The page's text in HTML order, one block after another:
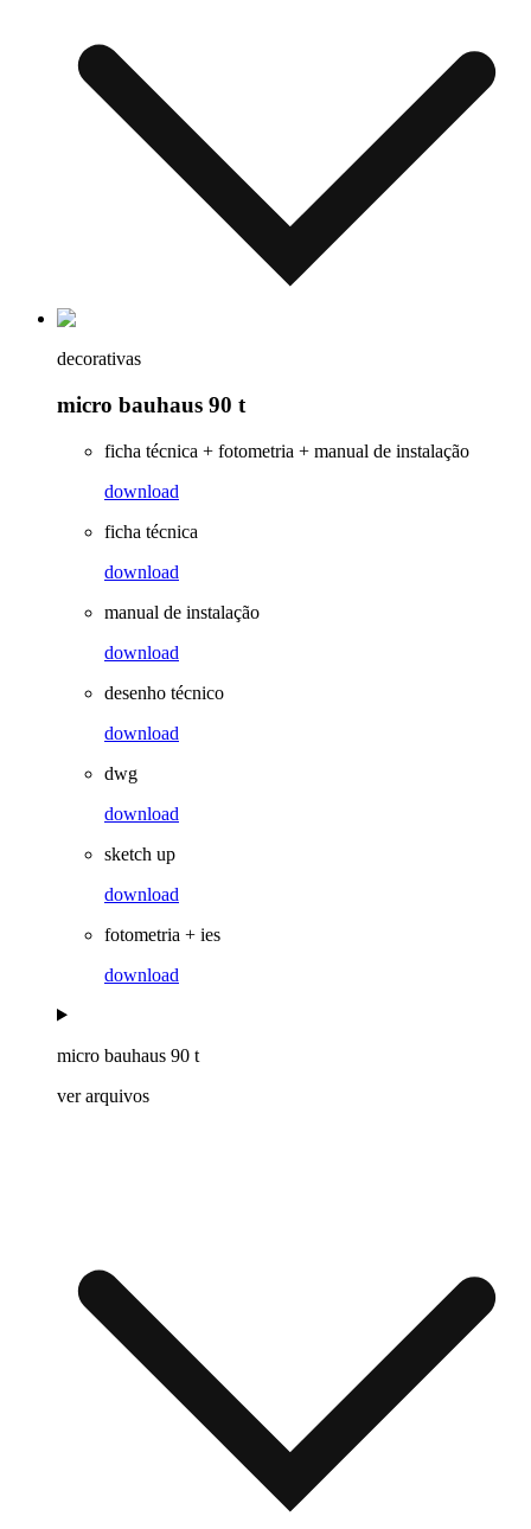
decorativas
micro bauhaus 90 t
ficha técnica + fotometria + manual de instalação
download
ficha técnica
download
manual de instalação
download
desenho técnico
download
dwg
download
sketch up
download
fotometria + ies
download
micro bauhaus 90 t
ver arquivos